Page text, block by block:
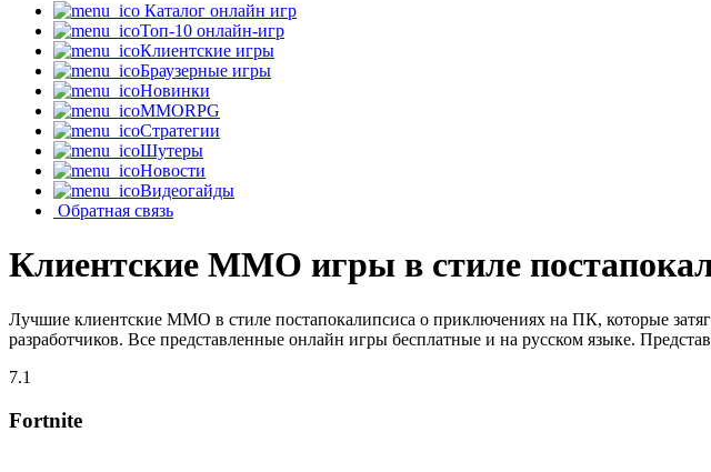
Каталог онлайн игр
Топ-10 онлайн-игр
Клиентские игры
Браузерные игры
Новинки
MMORPG
Стратегии
Шутеры
Новости
Видеогайды
Обратная связь
Клиентские MMO игры в стиле
Лучшие клиентские MMO в стиле постапокалипсиса о приключениях на ПК, которые
разработчиков. Все представленные онлайн игры бесплатные и на русском языке.
7.1
Fortnite